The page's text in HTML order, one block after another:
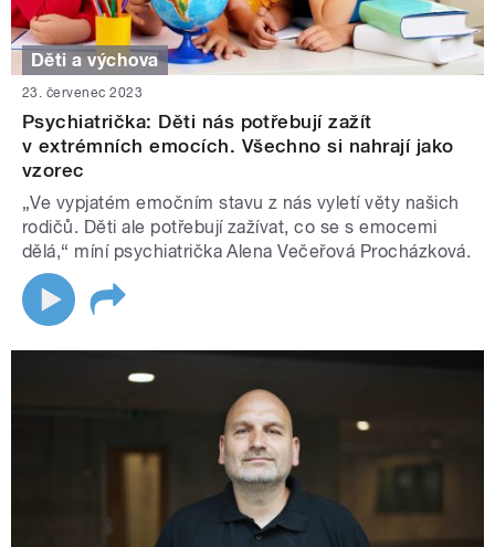
Děti a výchova
23. červenec 2023
Psychiatrička: Děti nás potřebují zažít
v extrémních emocích. Všechno si nahrají jako
vzorec
„Ve vypjatém emočním stavu z nás vyletí věty našich
rodičů. Děti ale potřebují zažívat, co se s emocemi
dělá,“ míní psychiatrička Alena Večeřová Procházková.